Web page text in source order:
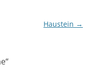
Haustein →
“